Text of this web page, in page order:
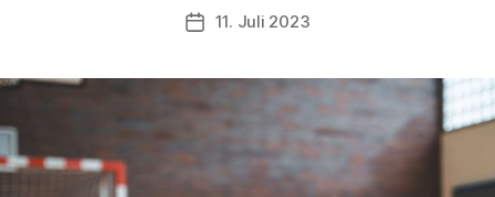
Veröffentlichungsdatum
11. Juli 2023